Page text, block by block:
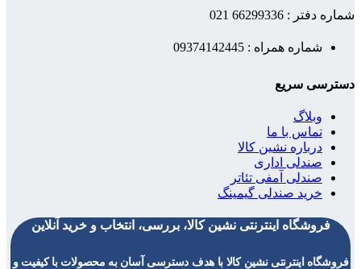
شماره دفتر : 66299336 021
شماره همراه : 09374142445
دسترسی سریع
وبلاگ
تماس با ما
درباره نشین کالا
صندلی اداری
صندلی آمفی تئاتر
خرید صندلی گیمینگ
فروشگاه اینترنتی نشین کالا، بررسی، انتخاب و خرید آنلاین
فروشگاه اینترنتی نشین کالا با هدف دسترسی آسان به محصولات با کیفیت و